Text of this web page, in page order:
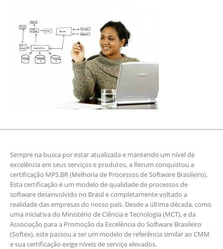
Sempre na busca por estar atualizada e mantendo um nível de
excelência em seus serviços e produtos, a Rerum conquistou a
certificação MPS.BR (Melhoria de Processos de Software Brasileiro).
Esta certificação é um modelo de qualidade de processos de
software desenvolvido no Brasil e completamente voltado a
realidade das empresas do nosso país. Desde a última década, como
uma iniciativa do Ministério de Ciência e Tecnologia (MCT), e da
Associação para a Promoção da Excelência do Software Brasileiro
(Softex), este passou a ser um modelo de referência similar ao CMM
e sua certificação exige níveis de serviço elevados.